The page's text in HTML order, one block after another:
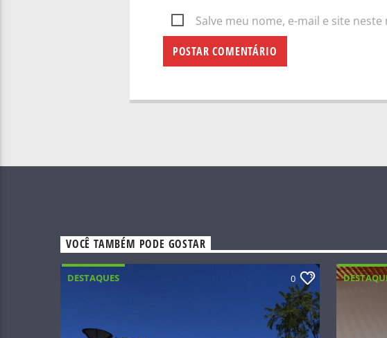
Salve meu nome, e-mail e site
VOCÊ TAMBÉM PODE GOSTAR
DESTAQUES 0